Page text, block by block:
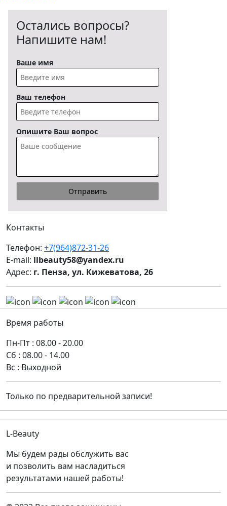
Остались вопросы?
Напишите нам!
Ваше имя
Ваш телефон
Опишите Ваш вопрос
L-Beauty
Мы будем рады обслужить вас
и позволить вам насладиться
результатами нашей работы!
Время работы
Пн-Пт : 08.00 - 20.00
Сб : 08.00 - 14.00
Вс : Выходной
Только по предварительной записи!
Контакты
Телефон: +7(964)872-31-26
E-mail: llbeauty58@yandex.ru
Адрес: г. Пенза, ул. Кижеватова, 26